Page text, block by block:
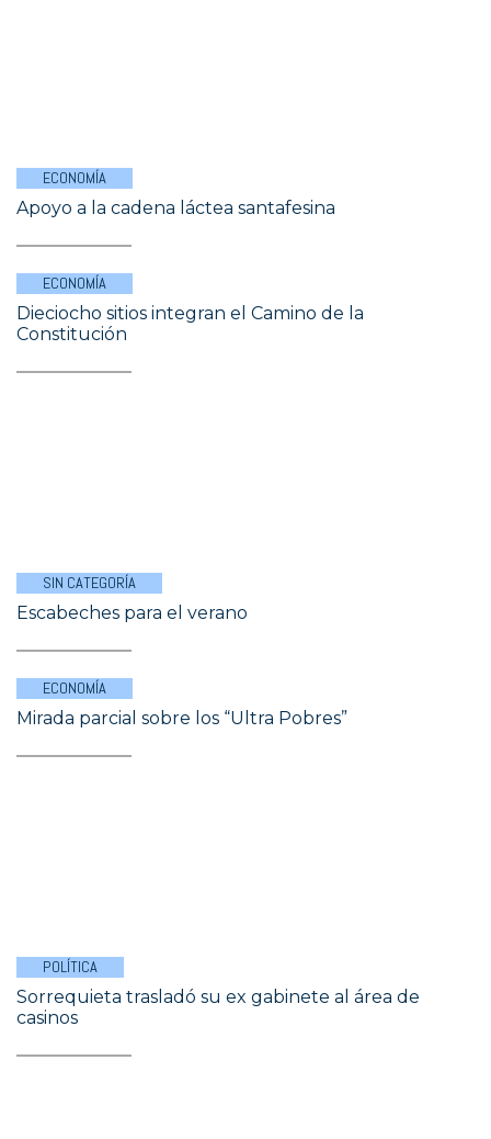
ECONOMÍA
Apoyo a la cadena láctea santafesina
ECONOMÍA
Dieciocho sitios integran el Camino de la
Constitución
SIN CATEGORÍA
Escabeches para el verano
ECONOMÍA
Mirada parcial sobre los “Ultra Pobres”
POLÍTICA
Sorrequieta trasladó su ex gabinete al área de
casinos